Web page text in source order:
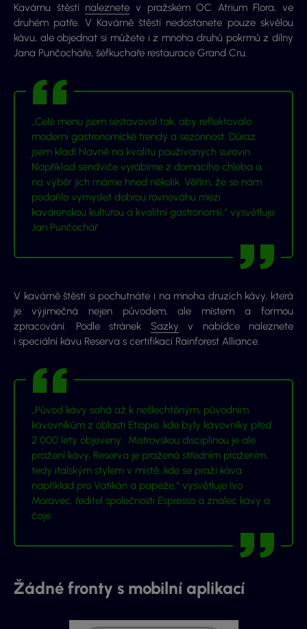
Kavárnu štěstí naleznete v pražském OC Atrium Flora, ve
druhém patře. V Kavárně štěstí nedostanete pouze skvělou
kávu, ale objednat si můžete i z mnoha druhů pokrmů z dílny
Jana Punčocháře, šéfkuchaře restaurace Grand Cru.
„Celé menu jsem sestavoval tak, aby reflektovalo
moderní gastronomické trendy a sezónnost. Důraz
jsem kladl hlavně na kvalitu používaných surovin.
Například sendviče vyrábíme z domácího chleba a
na výběr jich máme hned několik. Věřím, že se nám
podařilo vymyslet dobrou rovnováhu mezi
kavárenskou kulturou a kvalitní gastronomií,“ vysvětluje
Jan Punčochář
V kavárně štěstí si pochutnáte i na mnoha druzích kávy, která
je výjimečná nejen původem, ale místem a formou
zpracování. Podle stránek Sazky v nabídce naleznete
i speciální kávu Reserva s certifikací Rainforest Alliance.
„Původ kávy sahá až k nešlechtěným, původním
kávovníkům z oblasti Etiopie, kde byly kávovníky před
2 000 lety objeveny. Mistrovskou disciplínou je ale
pražení kávy, Reserva je pražená středním pražením,
tedy italským stylem v místě, kde se praží káva
například pro Vatikán a papeže,“ vysvětluje Ivo
Moravec, ředitel společnosti Espresso a znalec kávy a
čaje.
Žádné fronty s mobilní aplikací